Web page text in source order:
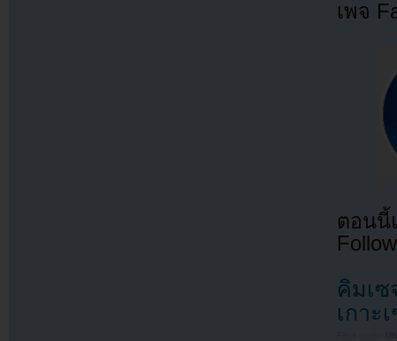
เพจ
ตอนนี้
คิมเซ
เกาะ